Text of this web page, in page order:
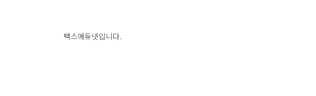
택스에듀넷입니다.